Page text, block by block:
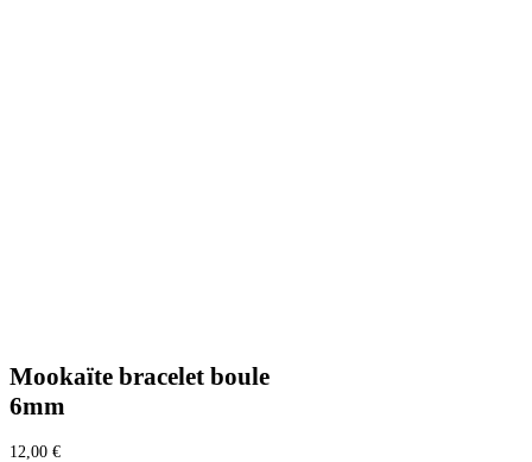
Mookaïte bracelet boule
6mm
12,00 €